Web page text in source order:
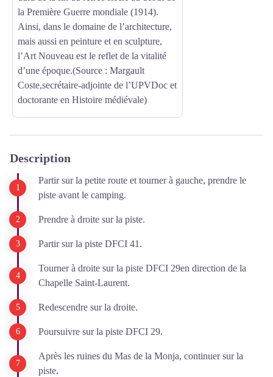
la Première Guerre mondiale (1914).
Ainsi, dans le domaine de l’architecture,
mais aussi en peinture et en sculpture,
l’Art Nouveau est le reflet de la vitalité
d’une époque.(Source : Margault
Coste,secrétaire-adjointe de l’UPVDoc et
doctorante en Histoire médiévale)
Description
Partir sur la petite route et tourner à gauche, prendre le
piste avant le camping.
Prendre à droite sur la piste.
Partir sur la piste DFCI 41.
Tourner à droite sur la piste DFCI 29en direction de la
Chapelle Saint-Laurent.
Redescendre sur la droite.
Poursuivre sur la piste DFCI 29.
Après les ruines du Mas de la Monja, continuer sur la
piste.